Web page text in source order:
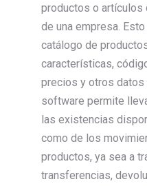
productos o artículos
de una empresa.
catálogo de
características,
precios y otros datos
software permite
las existencias
como de los
productos, ya sea a
transferencias,